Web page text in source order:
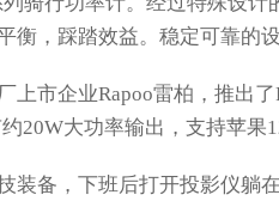
衡，踩踏效益。稳定可靠的
企业Rapoo雷柏，推出了
20W大功率输出，支持苹
备，下班后打开投影仪躺